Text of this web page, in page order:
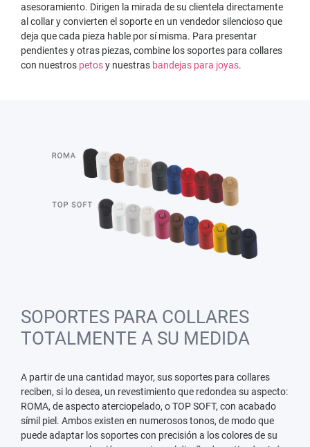
asesoramiento. Dirigen la mirada de su clientela directamente
al collar y convierten el soporte en un vendedor silencioso que
deja que cada pieza hable por sí misma. Para presentar
pendientes y otras piezas, combine los soportes para collares
con nuestros petosy nuestras bandejas para joyas.
SOPORTES PARA COLLARES
TOTALMENTE A SU MEDIDA
A partir de una cantidad mayor, sus soportes para collares
reciben, si lo desea, un revestimiento que redondea su aspecto:
ROMA, de aspecto aterciopelado, o TOP SOFT, con acabado
símil piel. Ambos existen en numerosos tonos, de modo que
puede adaptar los soportes con precisión a los colores de su